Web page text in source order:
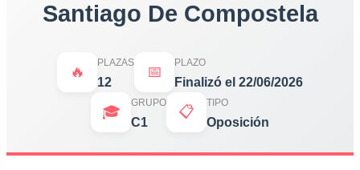
Santiago De Compostela
🔥
PLAZAS
12
📅
PLAZO
Finalizó el 22/06/2026
🎓
GRUPO
C1
📋
TIPO
Oposición